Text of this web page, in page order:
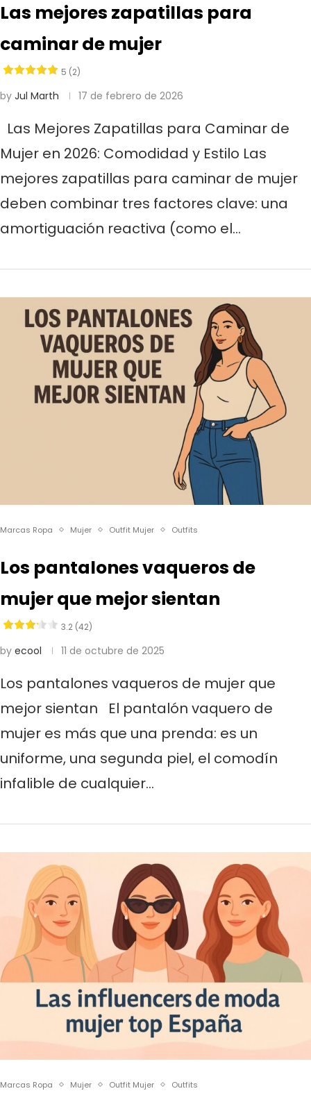
Las mejores zapatillas para
caminar de mujer
5 (2)
by Jul Marth 17 de febrero de 2026
Las Mejores Zapatillas para Caminar de
Mujer en 2026: Comodidad y Estilo Las
mejores zapatillas para caminar de mujer
deben combinar tres factores clave: una
amortiguación reactiva (como el…
Marcas Ropa Mujer Outfit Mujer Outfits
Los pantalones vaqueros de
mujer que mejor sientan
3.2 (42)
by ecool 11 de octubre de 2025
Los pantalones vaqueros de mujer que
mejor sientan El pantalón vaquero de
mujer es más que una prenda: es un
uniforme, una segunda piel, el comodín
infalible de cualquier…
Marcas Ropa Mujer Outfit Mujer Outfits